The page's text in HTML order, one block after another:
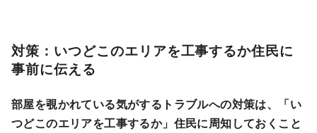
対策：いつどこのエリアを工事するか住民に
事前に伝える
部屋を覗かれている気がするトラブルへの対策は、「い
つどこのエリアを工事するか」住民に周知しておくこと